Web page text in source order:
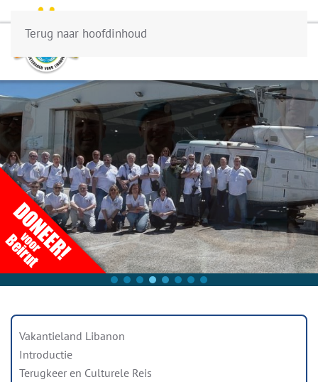
Terug naar hoofdinhoud
Vakantieland Libanon
Introductie
Terugkeer en Culturele Reis